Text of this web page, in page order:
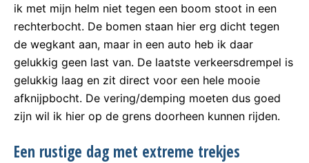
ik met mijn helm niet tegen een boom stoot in een
rechterbocht. De bomen staan hier erg dicht tegen
de wegkant aan, maar in een auto heb ik daar
gelukkig geen last van. De laatste verkeersdrempel is
gelukkig laag en zit direct voor een hele mooie
afknijpbocht. De vering/demping moeten dus goed
zijn wil ik hier op de grens doorheen kunnen rijden.
Een rustige dag met extreme trekjes